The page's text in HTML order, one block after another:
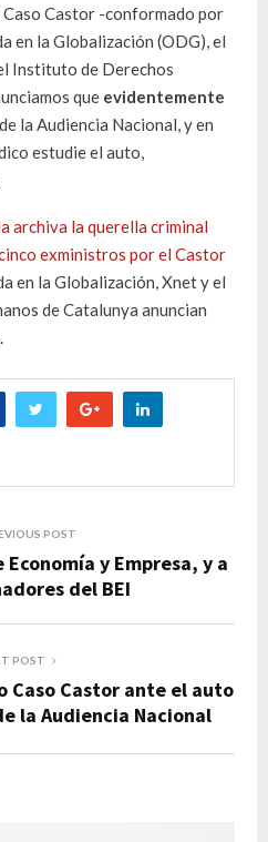
Castor -conformado por
en la Globalización (ODG), el
Instituto de Derechos
que evidentemente
de la Audiencia Nacional, y en
estudie el auto,
archiva la querella criminal
exministros por el Castor
en la Globalización, Xnet y el
de Catalunya anuncian
POST
y Empresa, y a
del BEI
POST
Caso Castor ante el auto
la Audiencia Nacional